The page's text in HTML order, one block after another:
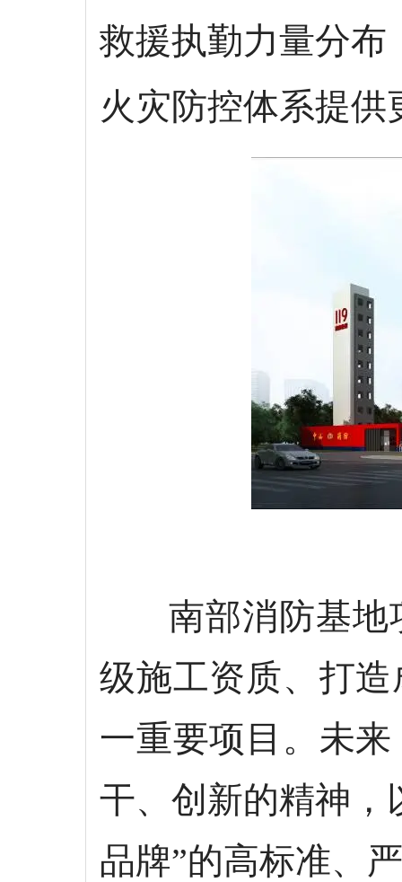
救援执勤力量分布
火灾防控体系提供
南部消防基地
级施工资质、打
一重要项目。未
干、创新的精神，
品牌”的高标准、